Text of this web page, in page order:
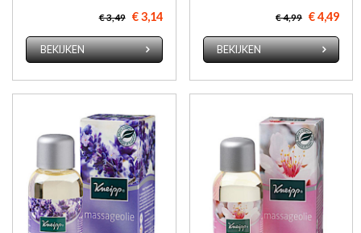
€ 3,49 € 3,14
BEKIJKEN
€ 4,99 € 4,49
BEKIJKEN